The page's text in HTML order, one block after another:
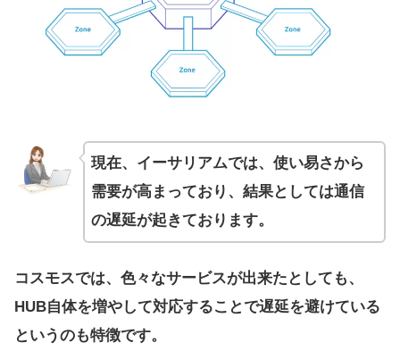
現在、イーサリアムでは、使い易さから
需要が高まっており、結果としては通信
の遅延が起きております。
コスモスでは、色々なサービスが出来たとしても、
HUB自体を増やして対応することで遅延を避けている
というのも特徴です。